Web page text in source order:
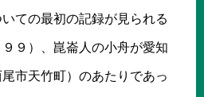
ての最初の記録が見られる
９）、崑崙人の小舟が愛知
市天竹町）のあたりであっ